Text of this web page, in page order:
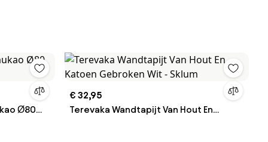
Ø80
€ 32,95
Terevaka Wandtapijt Van Hout En